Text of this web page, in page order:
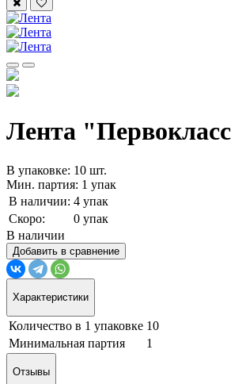
Лента
В упаковке: 10 шт.
Мин. партия: 1 упак
В наличии: 4 упак
Скоро:
0 упак
В наличии
Добавить в сравнение
Характеристики
Количество в 1 упаковке 10
Минимальная партия
1
Отзывы